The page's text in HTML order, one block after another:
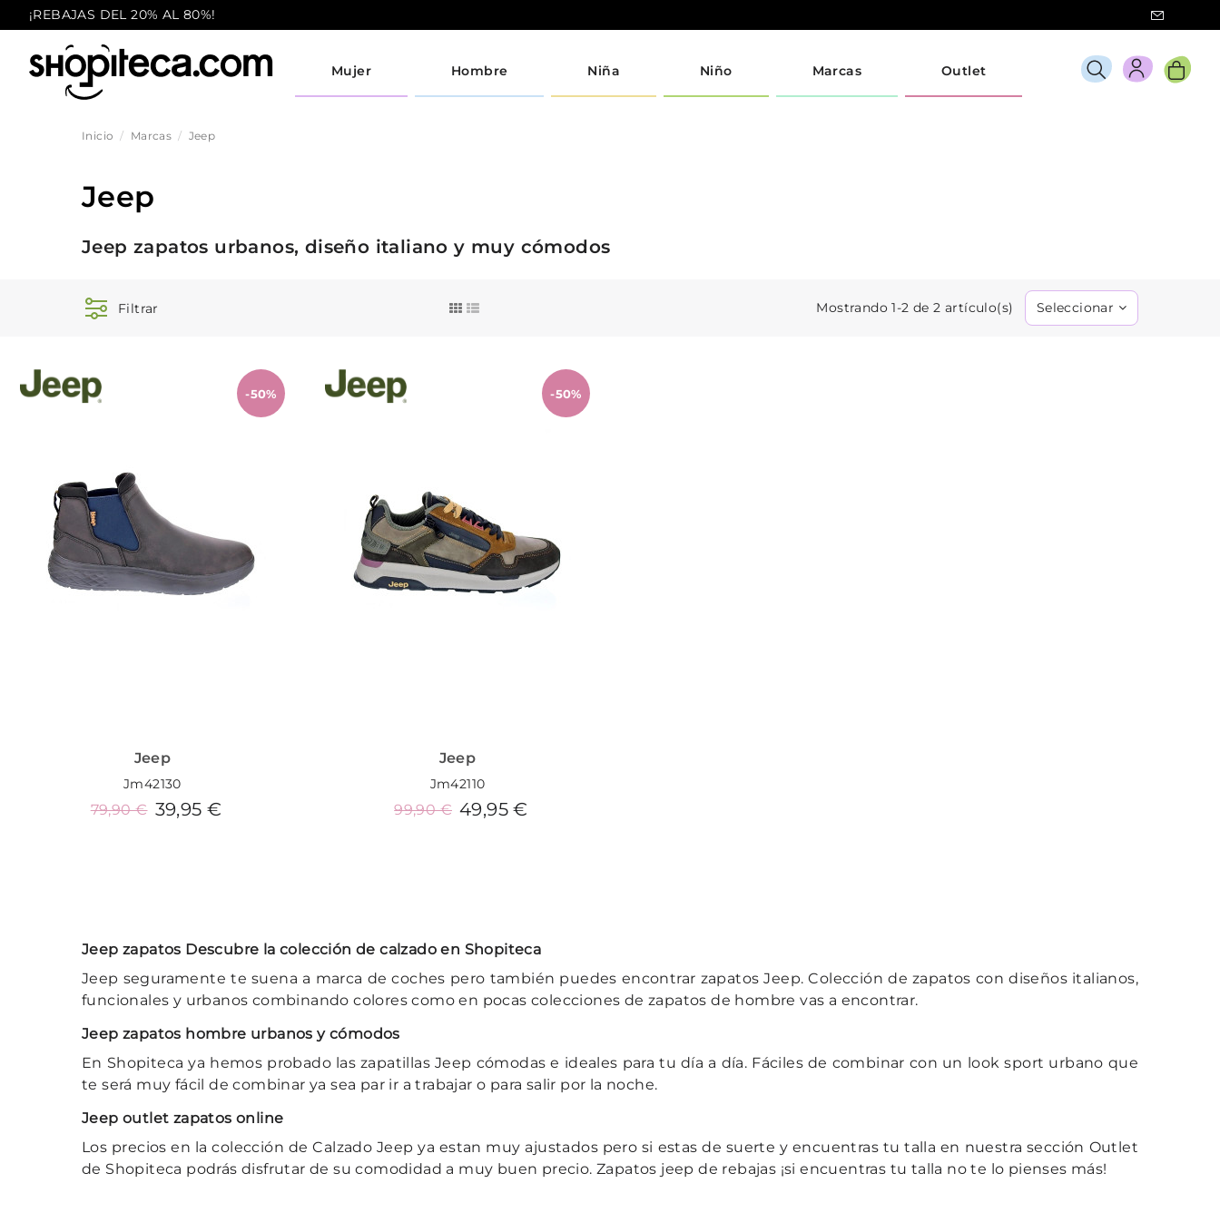
¡REBAJAS DEL 20% AL 80%!
Mujer Hombre Niña Niño Marcas Outlet
Inicio Marcas Jeep
Jeep
Jeep zapatos urbanos, diseño italiano y muy cómodos
Filtrar Mostrando 1-2 de 2 artículo(s) Seleccionar
-50%
Jeep
Jm42130
39,95 €
79,90 €
-50%
Jeep
Jm42110
49,95 €
99,90 €
Jeep zapatos Descubre la colección de calzado en Shopiteca
Jeep seguramente te suena a marca de coches pero también puedes encontrar zapatos Jeep. Colección de zapatos con diseños italianos,
funcionales y urbanos combinando colores como en pocas colecciones de zapatos de hombre vas a encontrar.
Jeep zapatos hombre urbanos y cómodos
En Shopiteca ya hemos probado las zapatillas Jeep cómodas e ideales para tu día a día. Fáciles de combinar con un look sport urbano que
te será muy fácil de combinar ya sea par ir a trabajar o para salir por la noche.
Jeep outlet zapatos online
Los precios en la colección de Calzado Jeep ya estan muy ajustados pero si estas de suerte y encuentras tu talla en nuestra sección Outlet
de Shopiteca podrás disfrutar de su comodidad a muy buen precio. Zapatos jeep de rebajas ¡si encuentras tu talla no te lo pienses más!